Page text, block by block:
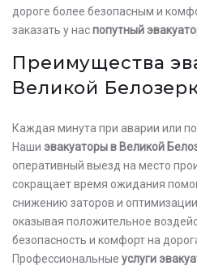
дороге более безопасным и
заказать у наспопутный
Преимущества
Великой
Каждая минута при аварии или
Наши эвакуаторы в Великой
оперативный выезд на место
сокращает время ожидания
снижению заторов и
оказывая положительное
безопасность и комфорт на
Профессиональные услуги